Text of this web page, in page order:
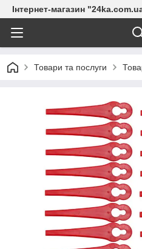
Інтернет-магазин
Товари та послуги